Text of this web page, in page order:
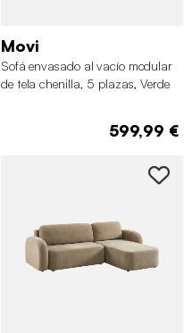
Movi
Sofá envasado al vacío modular
de tela chenilla, 5 plazas, Verde
599,99 €